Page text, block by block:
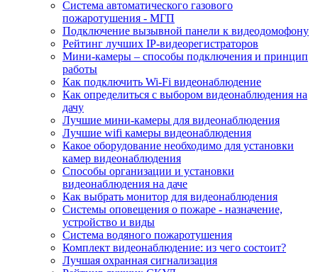
Система автоматического газового
пожаротушения - МГП
Подключение вызывной панели к видеодомофону
Рейтинг лучших IP-видеорегистраторов
Мини-камеры – способы подключения и принцип
работы
Как подключить Wi-Fi видеонаблюдение
Как определиться с выбором видеонаблюдения на
дачу
Лучшие мини-камеры для видеонаблюдения
Лучшие wifi камеры видеонаблюдения
Какое оборудование необходимо для установки
камер видеонаблюдения
Способы организации и установки
видеонаблюдения на даче
Как выбрать монитор для видеонаблюдения
Системы оповещения о пожаре - назначение,
устройство и виды
Система водяного пожаротушения
Комплект видеонаблюдение: из чего состоит?
Лучшая охранная сигнализация